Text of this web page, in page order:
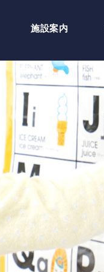
施設案内